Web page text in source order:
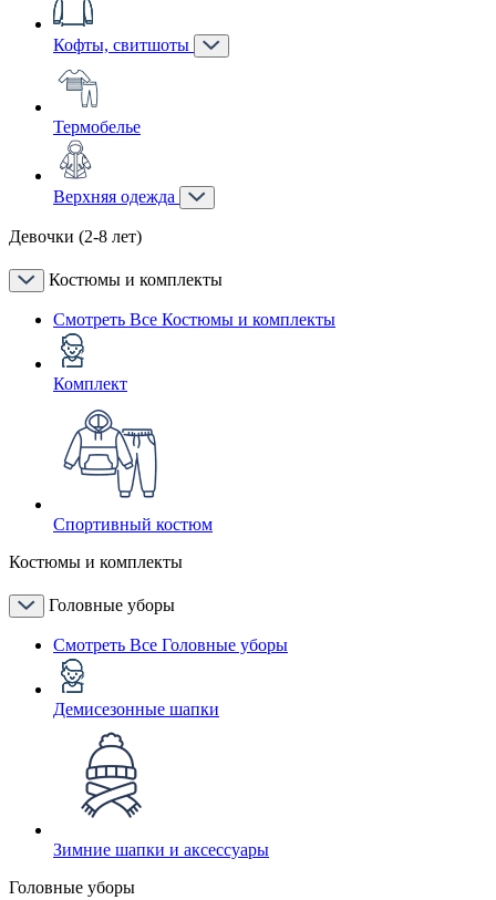
Кофты, свитшоты
Термобелье
Верхняя одежда
Девочки (2-8 лет)
Костюмы и комплекты
Смотреть Все Костюмы и комплекты
Комплект
Спортивный костюм
Костюмы и комплекты
Головные уборы
Смотреть Все Головные уборы
Демисезонные шапки
Зимние шапки и аксессуары
Головные уборы